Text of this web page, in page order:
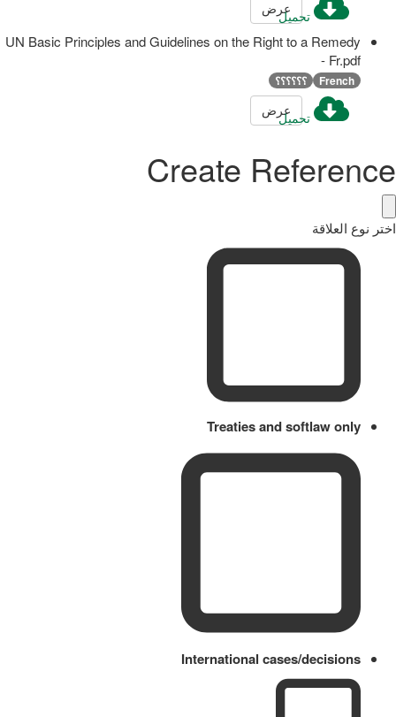
تحميلعرض
UN Basic Principles and Guidelines on the Right to a Remedy
- Fr.pdf
French ؟؟؟؟؟؟
تحميلعرض
Create Reference
اختر نوع العلاقة
Treaties and softlaw only
International cases/decisions